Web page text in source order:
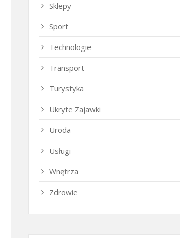
Sklepy
Sport
Technologie
Transport
Turystyka
Ukryte Zajawki
Uroda
Usługi
Wnętrza
Zdrowie